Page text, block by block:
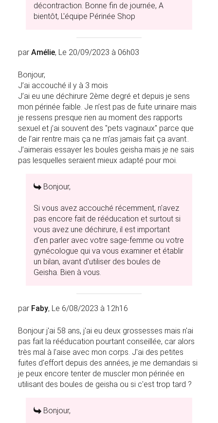
décontraction. Bonne fin de journée, A
bientôt, L'équipe Périnée Shop
parAmélie, Le 20/09/2023 à 06h03
Bonjour,
J’ai accouché il y à 3 mois
J’ai eu une déchirure 2ème degré et depuis je sens
mon périnée faible. Je n’est pas de fuite urinaire mais
je ressens presque rien au moment des rapports
sexuel et j’ai souvent des "pets vaginaux" parce que
de l’air rentre mais ça ne m’as jamais fait ça avant..
J’aimerais essayer les boules geisha mais je ne sais
pas lesquelles seraient mieux adapté pour moi.
Bonjour,
Si vous avez accouché récemment, n'avez
pas encore fait de rééducation et surtout si
vous avez une déchirure, il est important
d'en parler avec votre sage-femme ou votre
gynécologue qui va vous examiner et établir
un bilan, avant d'utiliser des boules de
Geisha. Bien à vous.
par Faby, Le 6/08/2023 à 12h16
Bonjour j'ai 58 ans, j'ai eu deux grossesses mais n'ai
pas fait la rééducation pourtant conseillée, car alors
très mal à l'aise avec mon corps. J'ai des petites
fuites d'effort depuis des années, je me demandais si
je peux encore tenter de muscler mon périnée en
utilisant des boules de geisha ou si c'est trop tard ?
Bonjour,